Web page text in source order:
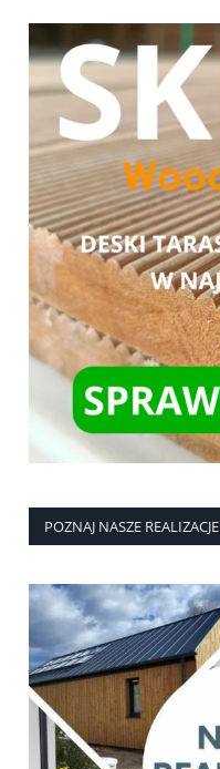
POZNAJ NASZE REALIZACJE